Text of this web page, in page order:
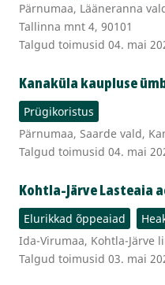
Pärnumaa, Lääneranna
Tallinna mnt 4, 90101
Talgud toimusid 04. mai
Kanaküla kaupluse
Prügikoristus
Pärnumaa, Saarde vald,
Talgud toimusid 04. mai
Kohtla-Järve Lasteaia
Elurikkad õppeaiad
Ida-Virumaa, Kohtla-Järve
Talgud toimusid 03. mai